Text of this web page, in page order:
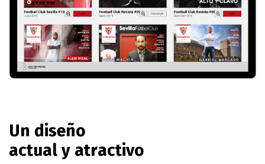
Un diseño
actual y atractivo